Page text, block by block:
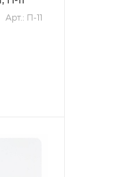
Арт.: П-11